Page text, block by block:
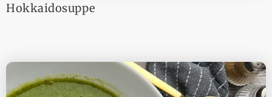
Hokkaidosuppe